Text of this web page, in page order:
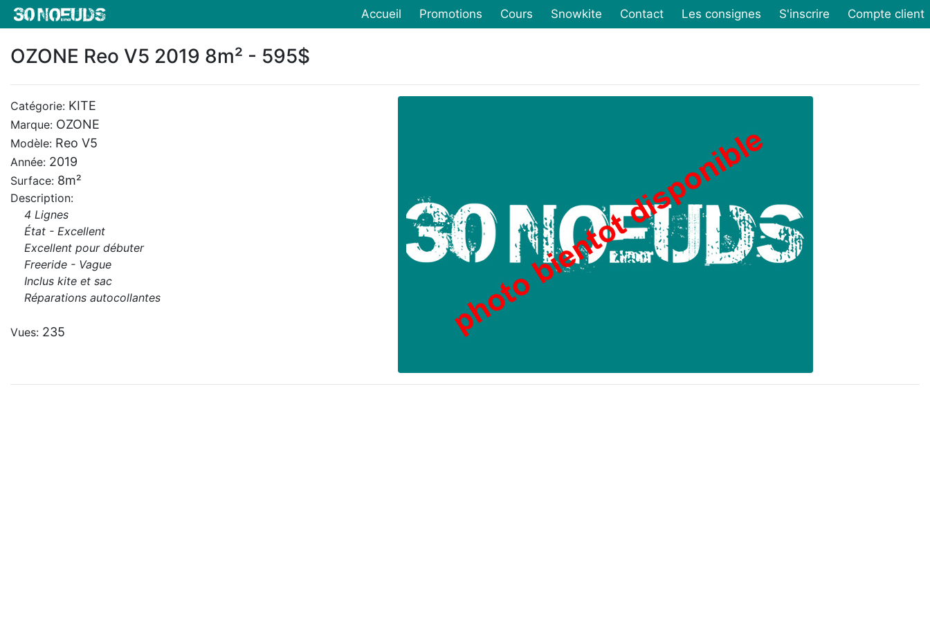
Accueil Promotions Cours Snowkite Contact Les consignes S'inscrire Compte client
OZONE Reo V5 2019 8m² - 595$
Catégorie: KITE
Marque: OZONE
Modèle: Reo V5
Année: 2019
Surface: 8m²
Description:
4 Lignes
État - Excellent
Excellent pour débuter
Freeride - Vague
Inclus kite et sac
Réparations autocollantes
Vues: 235